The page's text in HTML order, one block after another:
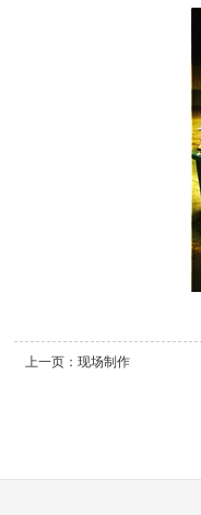
上一页： 现场制作